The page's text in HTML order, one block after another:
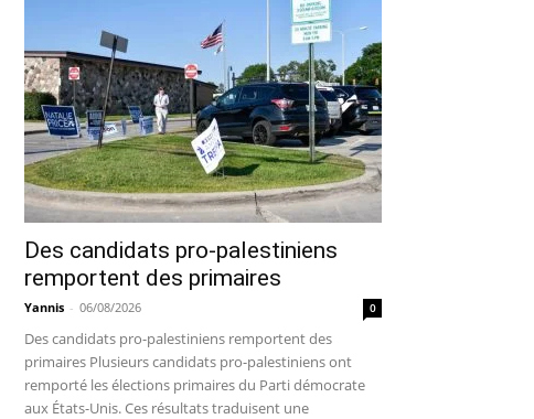
Des candidats pro-palestiniens
remportent des primaires
Yannis - 06/08/2026 0
Des candidats pro-palestiniens remportent des
primaires Plusieurs candidats pro-palestiniens ont
remporté les élections primaires du Parti démocrate
aux États-Unis. Ces résultats traduisent une